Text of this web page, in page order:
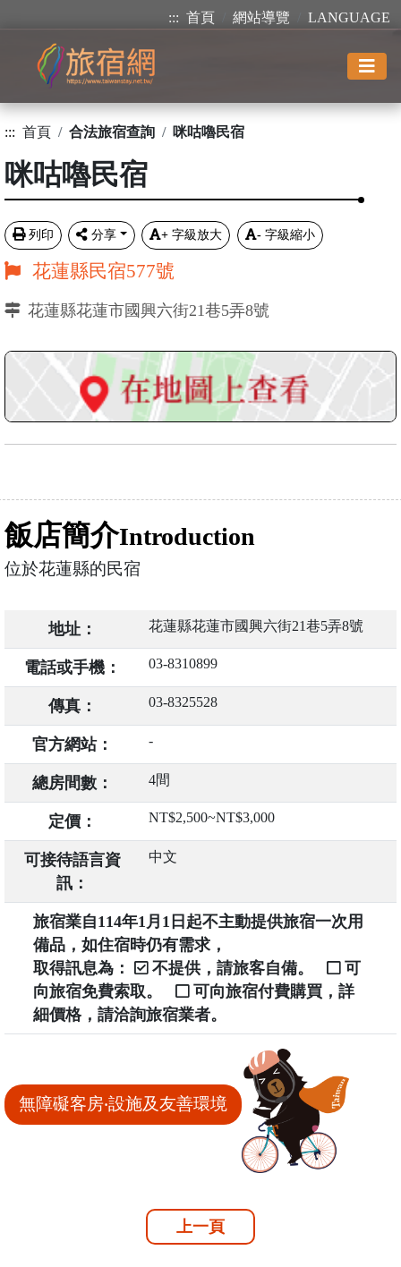
::: 首頁 網站導覽 LANGUAGE
::: 首頁 合法旅宿查詢 咪咕嚕民宿
咪咕嚕民宿
列印 分享 + 字級放大 - 字級縮小
花蓮縣民宿577號
花蓮縣花蓮市國興六街21巷5弄8號
飯店簡介Introduction
位於花蓮縣的民宿
地址： 花蓮縣花蓮市國興六街21巷5弄8號
電話或手機： 03-8310899
傳真： 03-8325528
官方網站： -
總房間數： 4間
定價： NT$2,500~NT$3,000
可接待語言資
訊：
中文
旅宿業自114年1月1日起不主動提供旅宿一次用
備品，如住宿時仍有需求，
取得訊息為：
不提供，請旅客自備。
可
向旅宿免費索取。
可向旅宿付費購買，詳
細價格，請洽詢旅宿業者。
無障礙客房‧設施及友善環境
上一頁